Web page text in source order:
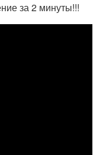
за 2 минуты!!!